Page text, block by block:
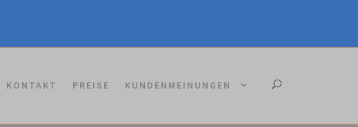
KONTAKT PREISE KUNDENMEINUNGEN